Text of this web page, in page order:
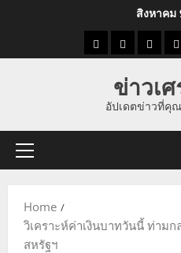
สิงหาคม
ราคาแนว
ราคา
ทอง
ข่าว
นี้
ข่าวเ
อัปเดตข่าวที่คุ
Primary
Home
วิเคราะห์ค่าเงินบาทวันนี้ ท่าม
สหรัฐฯ